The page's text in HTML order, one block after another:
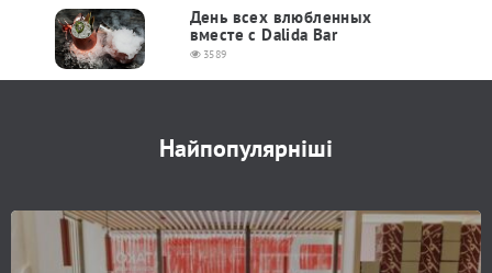
День всех влюбленных
вместе с Dalida Bar
3589
Найпопулярніші